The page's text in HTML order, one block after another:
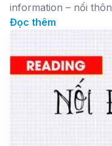
information – nối
Đọc thêm